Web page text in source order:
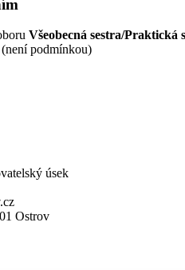
Všeobecná sestra/
podmínkou)
úsek
Ostrov